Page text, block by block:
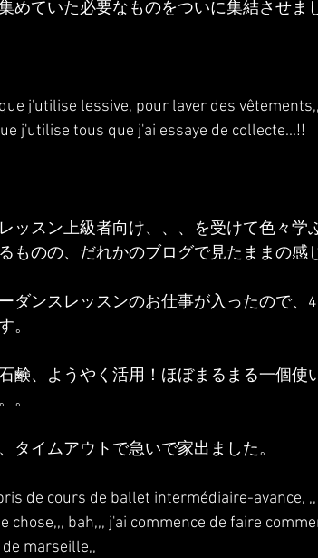
めていた必要なものをついに集結させま
j'utilise lessive, pour laver des vêtements,,
j'utilise tous que j'ai essaye de collecte...!!
ッスン上級者向け、、、を受けて色々学
ものの、だれかのブログで見たままの感
ダンスレッスンのお仕事が入ったので、
。
鹸、ようやく活用！ほぼまるまる一個使
。
タイムアウトで急いで家出ました。
de cours de ballet intermédiaire-avance,
chose,,, bah,,, j'ai commence de faire
marseille,,